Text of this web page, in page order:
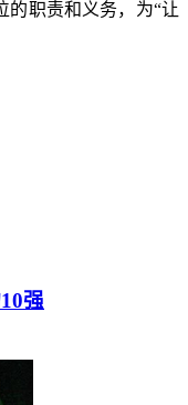
的职责和义务，为“让
强